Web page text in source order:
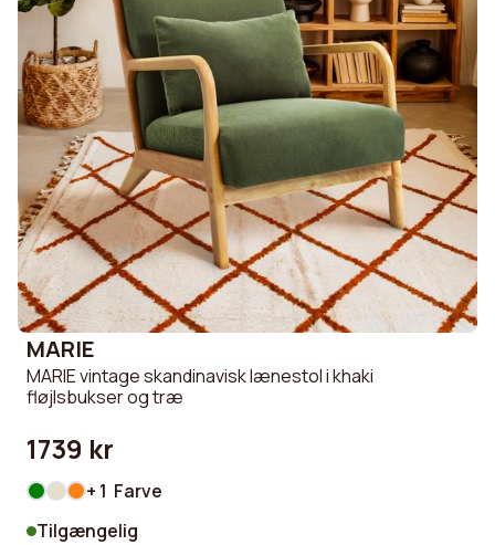
MARIE
MARIE vintage skandinavisk lænestol i khaki
fløjlsbukser og træ
1739 kr
+ 1 Farve
Tilgængelig